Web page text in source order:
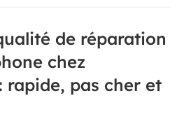
de réparation
chez
: rapide, pas cher et